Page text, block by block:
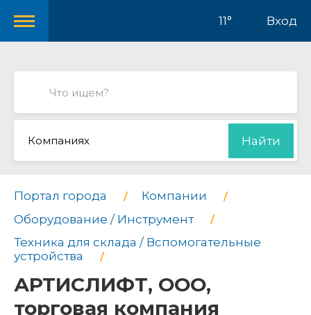
11° Вход
Компаниях Найти
Портал города
Компании
Оборудование / Инструмент
Техника для склада / Вспомогательные
устройства
АРТИСЛИФТ, ООО,
торговая компания